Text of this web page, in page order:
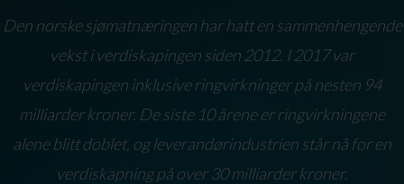
Den norske sjømatnæringen har hatt en sammenhengende
vekst i verdiskapingen siden 2012. I 2017 var
verdiskapingen inklusive ringvirkninger på nesten 94
milliarder kroner. De siste 10 årene er ringvirkningene
alene blitt doblet, og leverandørindustrien står nå for en
verdiskapning på over 30 milliarder kroner.